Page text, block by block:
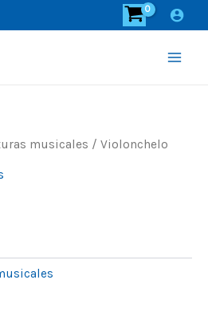
musicales / Violonchelo